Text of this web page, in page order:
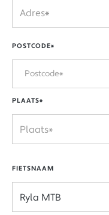
POSTCODE*
PLAATS*
FIETSNAAM